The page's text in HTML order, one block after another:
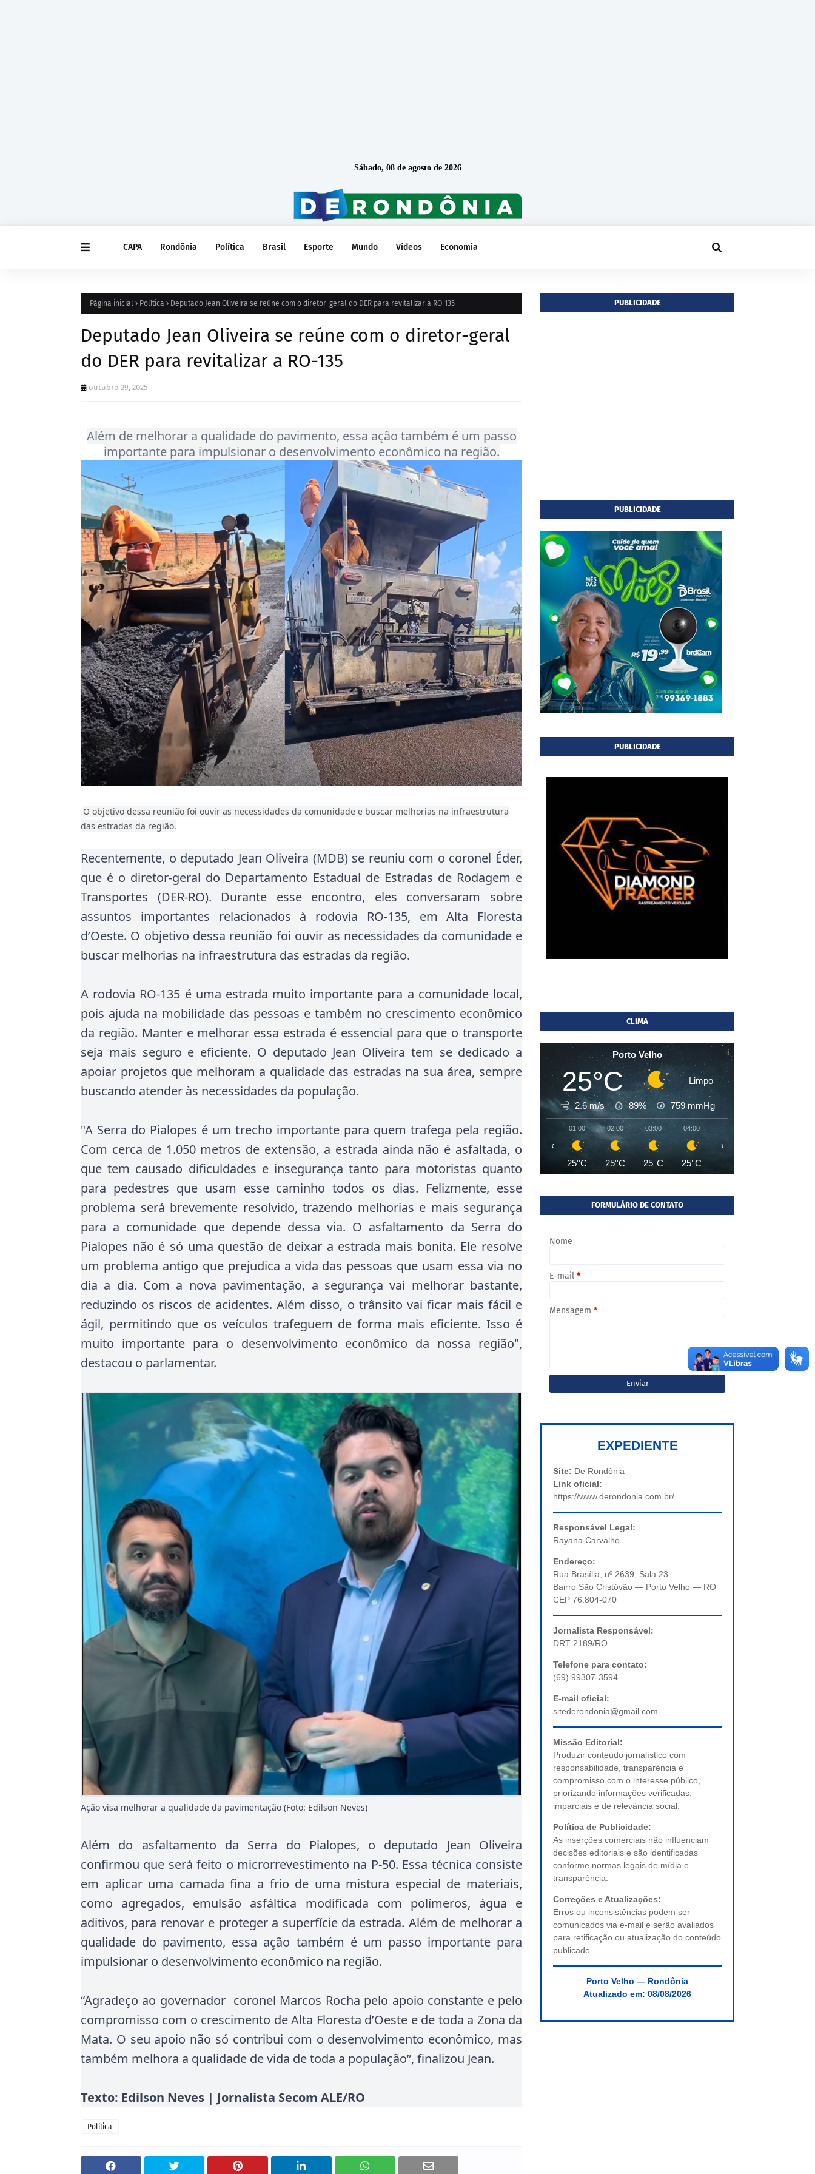
Sábado, 08 de agosto de 2026
CAPA Rondônia Política Brasil Esporte Mundo Vídeos Economia
Página inicial Política Deputado Jean Oliveira se reúne com o diretor-geral do DER para revitalizar a RO-135
Deputado Jean Oliveira se reúne com o diretor-geral
do DER para revitalizar a RO-135
outubro 29, 2025
Além de melhorar a qualidade do pavimento, essa ação também é um passo
importante para impulsionar o desenvolvimento econômico na região.
O objetivo dessa reunião foi ouvir as necessidades da comunidade e buscar melhorias na infraestrutura
das estradas da região.
Recentemente, o deputado Jean Oliveira (MDB) se reuniu com o coronel Éder,
que é o diretor-geral do Departamento Estadual de Estradas de Rodagem e
Transportes (DER-RO). Durante esse encontro, eles conversaram sobre
assuntos importantes relacionados à rodovia RO-135, em Alta Floresta
d’Oeste. O objetivo dessa reunião foi ouvir as necessidades da comunidade e
buscar melhorias na infraestrutura das estradas da região.
A rodovia RO-135 é uma estrada muito importante para a comunidade local,
pois ajuda na mobilidade das pessoas e também no crescimento econômico
da região. Manter e melhorar essa estrada é essencial para que o transporte
seja mais seguro e eficiente. O deputado Jean Oliveira tem se dedicado a
apoiar projetos que melhoram a qualidade das estradas na sua área, sempre
buscando atender às necessidades da população.
"A Serra do Pialopes é um trecho importante para quem trafega pela região.
Com cerca de 1.050 metros de extensão, a estrada ainda não é asfaltada, o
que tem causado dificuldades e insegurança tanto para motoristas quanto
para pedestres que usam esse caminho todos os dias. Felizmente, esse
problema será brevemente resolvido, trazendo melhorias e mais segurança
para a comunidade que depende dessa via. O asfaltamento da Serra do
Pialopes não é só uma questão de deixar a estrada mais bonita. Ele resolve
um problema antigo que prejudica a vida das pessoas que usam essa via no
dia a dia. Com a nova pavimentação, a segurança vai melhorar bastante,
reduzindo os riscos de acidentes. Além disso, o trânsito vai ficar mais fácil e
ágil, permitindo que os veículos trafeguem de forma mais eficiente. Isso é
muito importante para o desenvolvimento econômico da nossa região",
destacou o parlamentar.
Ação visa melhorar a qualidade da pavimentação (Foto: Edilson Neves)
Além do asfaltamento da Serra do Pialopes, o deputado Jean Oliveira
confirmou que será feito o microrrevestimento na P-50. Essa técnica consiste
em aplicar uma camada fina a frio de uma mistura especial de materiais,
como agregados, emulsão asfáltica modificada com polímeros, água e
aditivos, para renovar e proteger a superfície da estrada. Além de melhorar a
qualidade do pavimento, essa ação também é um passo importante para
impulsionar o desenvolvimento econômico na região.
“Agradeço ao governador coronel Marcos Rocha pelo apoio constante e pelo
compromisso com o crescimento de Alta Floresta d’Oeste e de toda a Zona da
Mata. O seu apoio não só contribui com o desenvolvimento econômico, mas
também melhora a qualidade de vida de toda a população”, finalizou Jean.
Texto: Edilson Neves | Jornalista Secom ALE/RO
Política
PUBLICIDADE
PUBLICIDADE
PUBLICIDADE
CLIMA
Porto Velho
25°C Limpo
2.6 m/s 89% 759 mmHg
01:00
25°C
02:00
25°C
03:00
25°C
04:00
25°C
‹ ›
FORMULÁRIO DE CONTATO
Nome
E-mail *
Mensagem *
EXPEDIENTE
Site: De Rondônia
Link oficial:
https://www.derondonia.com.br/
Responsável Legal:
Rayana Carvalho
Endereço:
Rua Brasília, nº 2639, Sala 23
Bairro São Cristóvão — Porto Velho — RO
CEP 76.804-070
Jornalista Responsável:
DRT 2189/RO
Telefone para contato:
(69) 99307-3594
E-mail oficial:
sitederondonia@gmail.com
Missão Editorial:
Produzir conteúdo jornalístico com
responsabilidade, transparência e
compromisso com o interesse público,
priorizando informações verificadas,
imparciais e de relevância social.
Política de Publicidade:
As inserções comerciais não influenciam
decisões editoriais e são identificadas
conforme normas legais de mídia e
transparência.
Correções e Atualizações:
Erros ou inconsistências podem ser
comunicados via e-mail e serão avaliados
para retificação ou atualização do conteúdo
publicado.
Porto Velho — Rondônia
Atualizado em: 08/08/2026